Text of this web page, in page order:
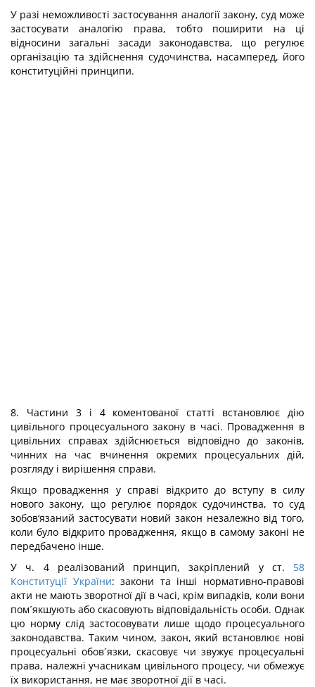
У разі неможливості застосування аналогії закону, суд може
застосувати аналогію права, тобто поширити на ці
відносини загальні засади законодавства, що регулює
організацію та здійснення судочинства, насамперед, його
конституційні принципи.
8. Частини 3 і 4 коментованої статті встановлює дію
цивільного процесуального закону в часі. Провадження в
цивільних справах здійснюється відповідно до законів,
чинних на час вчинення окремих процесуальних дій,
розгляду і вирішення справи.
Якщо провадження у справі відкрито до вступу в силу
нового закону, що регулює порядок судочинства, то суд
зобов‘язаний застосувати новий закон незалежно від того,
коли було відкрито провадження, якщо в самому законі не
передбачено інше.
У ч. 4 реалізований принцип, закріплений у ст. 58
Конституції України: закони та інші нормативно-правові
акти не мають зворотної дії в часі, крім випадків, коли вони
пом´якшують або скасовують відповідальність особи. Однак
цю норму слід застосовувати лише щодо процесуального
законодавства. Таким чином, закон, який встановлює нові
процесуальні обов´язки, скасовує чи звужує процесуальні
права, належні учасникам цивільного процесу, чи обмежує
їх використання, не має зворотної дії в часі.